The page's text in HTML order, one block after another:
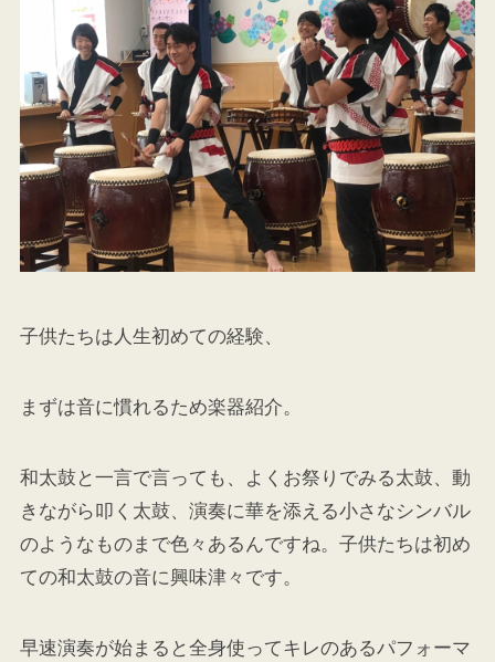
子供たちは人生初めての経験、
まずは音に慣れるため楽器紹介。
和太鼓と一言で言っても、よくお祭りでみる太鼓、動
きながら叩く太鼓、演奏に華を添える小さなシンバル
のようなものまで色々あるんですね。子供たちは初め
ての和太鼓の音に興味津々です。
早速演奏が始まると全身使ってキレのあるパフォーマ